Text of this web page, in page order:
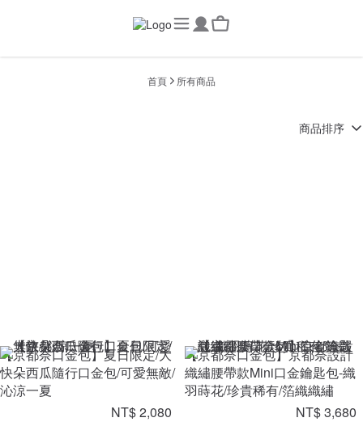
首頁 所有商品
商品排序
【京都奈口金包】夏日限定/大
快朵西瓜隨行口金包/可愛無敵/
沁涼一夏
NT$ 2,080
【京都奈口金包】京都奈設計
織繡腰帶款Mini口金鑰匙包-織
羽蒔花/珍貴稀有/箔織織繡
NT$ 3,680